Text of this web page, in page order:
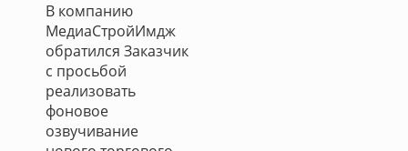
В компанию
МедиаСтройИмдж
обратился Заказчик
с просьбой
реализовать
фоновое
озвучивание